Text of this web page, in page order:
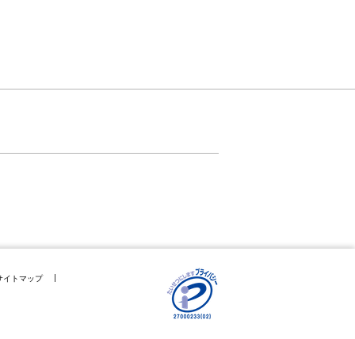
イトマップ